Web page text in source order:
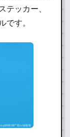
テッカー、
です。